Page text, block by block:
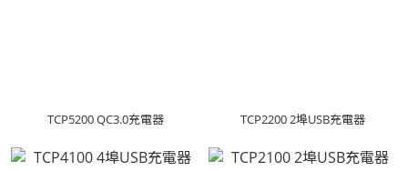
TCP5200 QC3.0充電器 TCP2200 2埠USB充電器